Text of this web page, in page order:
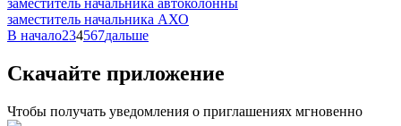
заместитель начальника АХО
В начало234567дальше
Скачайте приложение
Чтобы получать уведомления о приглашениях мгновенно